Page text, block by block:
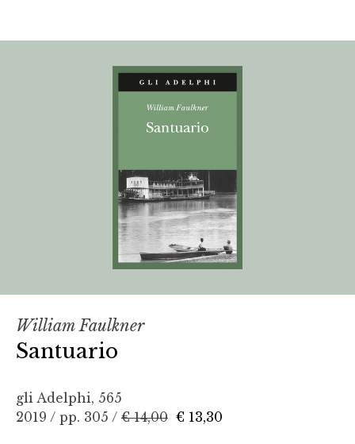
William Faulkner
Santuario
gli Adelphi, 565
2019 / pp. 305 / € 14,00 € 13,30